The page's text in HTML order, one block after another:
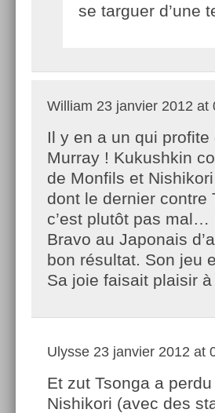
se targuer d’une
William 23 janvier 2012 at
Il y en a un qui
Murray ! Kukushkin
de Monfils et
dont le dernier contre
c’est plutôt pas mal…
Bravo au Japonais
bon résultat. Son jeu
Sa joie faisait plaisir
Ulysse 23 janvier 2012 at
Et zut Tsonga a
Nishikori (avec des